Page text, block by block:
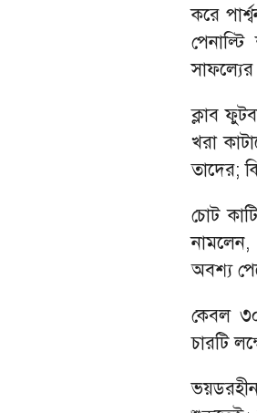
করে
সাফল্যের
ক্লাব
খরা
তাদের;
চোট
নামলেন,
অবশ্য
কেবল
চারটি